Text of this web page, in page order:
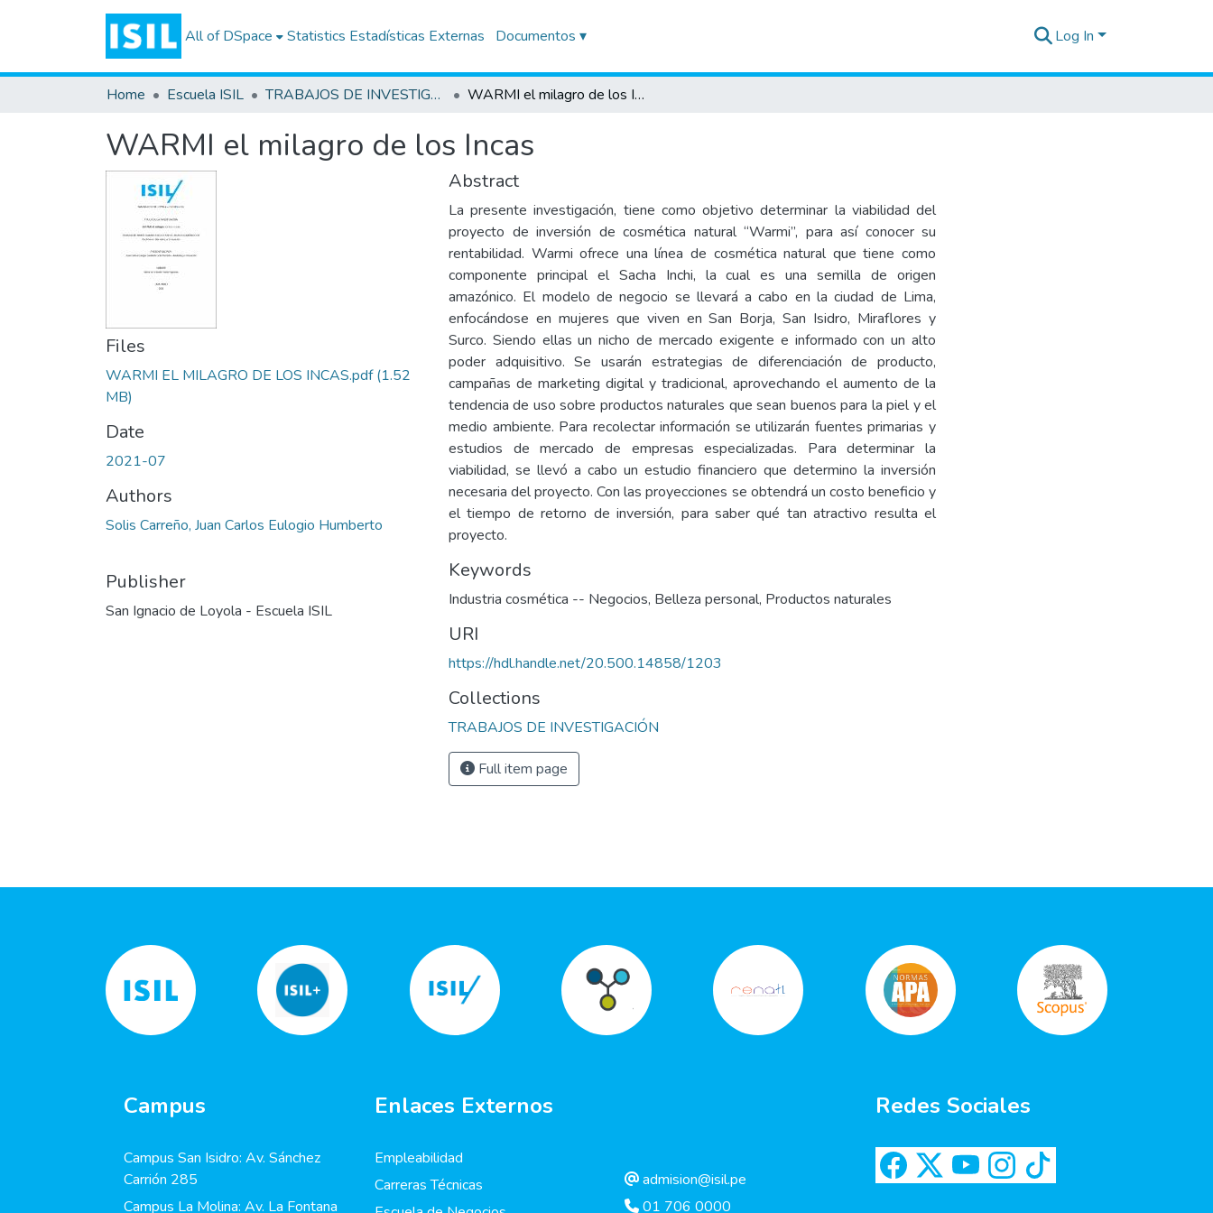
All of DSpace Statistics Estadísticas Externas Documentos ▾ Log In
Home Escuela ISIL TRABAJOS DE INVESTIGACIÓN WARMI el milagro de los Incas
WARMI el milagro de los Incas
Files
WARMI EL MILAGRO DE LOS INCAS.pdf(1.52
MB)
Date
2021-07
Authors
Solis Carreño, Juan Carlos Eulogio Humberto
Publisher
San Ignacio de Loyola - Escuela ISIL
Abstract
La presente investigación, tiene como objetivo determinar la viabilidad del
proyecto de inversión de cosmética natural “Warmi”, para así conocer su
rentabilidad. Warmi ofrece una línea de cosmética natural que tiene como
componente principal el Sacha Inchi, la cual es una semilla de origen
amazónico. El modelo de negocio se llevará a cabo en la ciudad de Lima,
enfocándose en mujeres que viven en San Borja, San Isidro, Miraflores y
Surco. Siendo ellas un nicho de mercado exigente e informado con un alto
poder adquisitivo. Se usarán estrategias de diferenciación de producto,
campañas de marketing digital y tradicional, aprovechando el aumento de la
tendencia de uso sobre productos naturales que sean buenos para la piel y el
medio ambiente. Para recolectar información se utilizarán fuentes primarias y
estudios de mercado de empresas especializadas. Para determinar la
viabilidad, se llevó a cabo un estudio financiero que determino la inversión
necesaria del proyecto. Con las proyecciones se obtendrá un costo beneficio y
el tiempo de retorno de inversión, para saber qué tan atractivo resulta el
proyecto.
Keywords
Industria cosmética -- Negocios, Belleza personal, Productos naturales
URI
https://hdl.handle.net/20.500.14858/1203
Collections
TRABAJOS DE INVESTIGACIÓN
Full item page
Campus
Campus San Isidro: Av. Sánchez
Carrión 285
Campus La Molina: Av. La Fontana
Enlaces Externos
Empleabilidad
Carreras Técnicas
admision@isil.pe
01 706 0000
Redes Sociales